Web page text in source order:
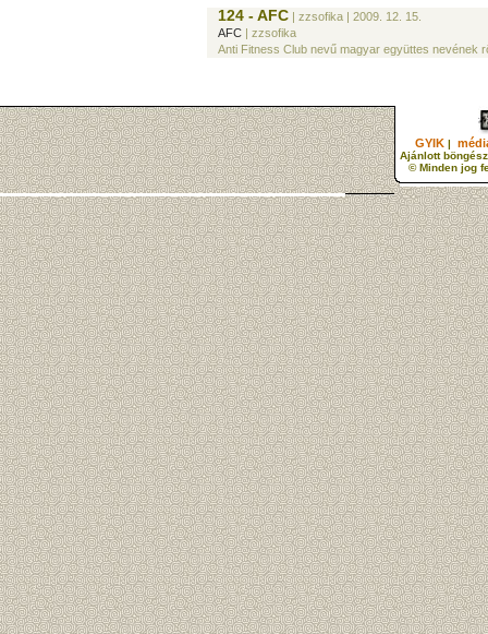
124 - AFC | zzsofika | 2009. 12. 15.
AFC | zzsofika
Anti Fitness Club nevű magyar együttes nevének
GYIK |
Ajánlott
© Minden jog